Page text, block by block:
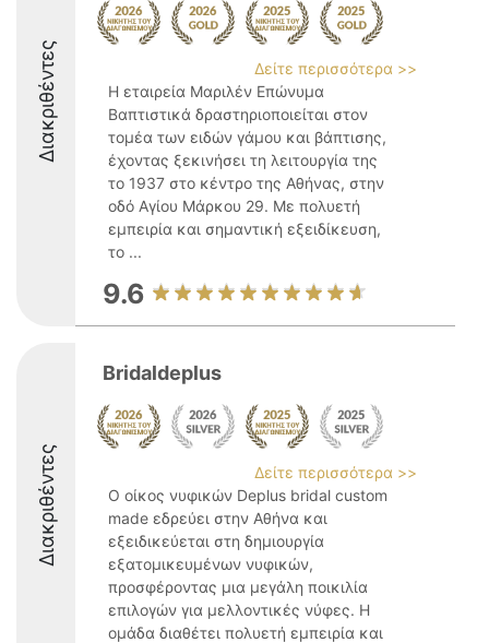
Διακριθέντες
Δείτε περισσότερα >>
Η εταιρεία Μαριλέν Επώνυμα
Βαπτιστικά δραστηριοποιείται στον
τομέα των ειδών γάμου και βάπτισης,
έχοντας ξεκινήσει τη λειτουργία της
το 1937 στο κέντρο της Αθήνας, στην
οδό Αγίου Μάρκου 29. Με πολυετή
εμπειρία και σημαντική εξειδίκευση,
το ...
9.6
Διακριθέντες
Bridaldeplus
Δείτε περισσότερα >>
Ο οίκος νυφικών Deplus bridal custom
made εδρεύει στην Αθήνα και
εξειδικεύεται στη δημιουργία
εξατομικευμένων νυφικών,
προσφέροντας μια μεγάλη ποικιλία
επιλογών για μελλοντικές νύφες. Η
ομάδα διαθέτει πολυετή εμπειρία και